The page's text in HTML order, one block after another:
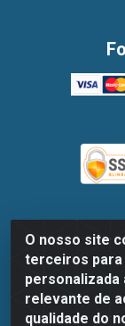
O nosso site
terceiros para
personalizada
relevante de
qualidade do
Dispan
Marechal
Recife/PE -